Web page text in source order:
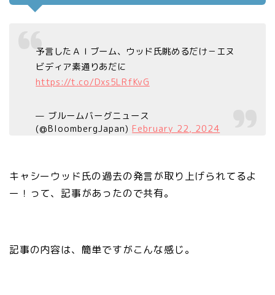
予言したＡＩブーム、ウッド氏眺めるだけ－エヌ
ビディア素通りあだに
https://t.co/Dxs5LRfKvG
— ブルームバーグニュース
(@BloombergJapan) February 22, 2024
キャシーウッド氏の過去の発言が取り上げられてるよ
ー！って、記事があったので共有。
記事の内容は、簡単ですがこんな感じ。